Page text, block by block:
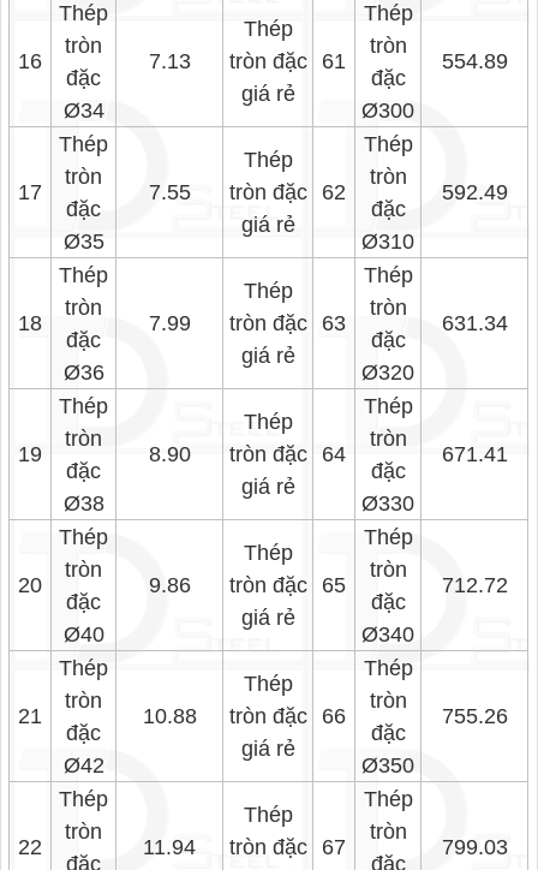
16
Thép
tròn
đặc
Ø34
7.13
Thép
tròn đặc
giá rẻ
61
Thép
tròn
đặc
Ø300
554.89
17
Thép
tròn
đặc
Ø35
7.55
Thép
tròn đặc
giá rẻ
62
Thép
tròn
đặc
Ø310
592.49
18
Thép
tròn
đặc
Ø36
7.99
Thép
tròn đặc
giá rẻ
63
Thép
tròn
đặc
Ø320
631.34
19
Thép
tròn
đặc
Ø38
8.90
Thép
tròn đặc
giá rẻ
64
Thép
tròn
đặc
Ø330
671.41
20
Thép
tròn
đặc
Ø40
9.86
Thép
tròn đặc
giá rẻ
65
Thép
tròn
đặc
Ø340
712.72
21
Thép
tròn
đặc
Ø42
10.88
Thép
tròn đặc
giá rẻ
66
Thép
tròn
đặc
Ø350
755.26
22
Thép
tròn
đặc
11.94
Thép
tròn đặc
67
Thép
tròn
đặc
799.03